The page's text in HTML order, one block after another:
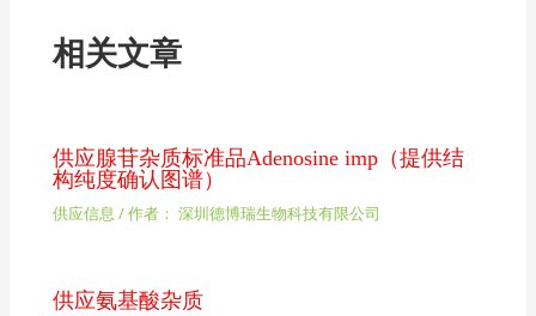
相关文章
供应腺苷杂质标准品Adenosine imp（提供结
构纯度确认图谱）
供应信息 / 作者： 深圳德博瑞生物科技有限公司
供应氨基酸杂质